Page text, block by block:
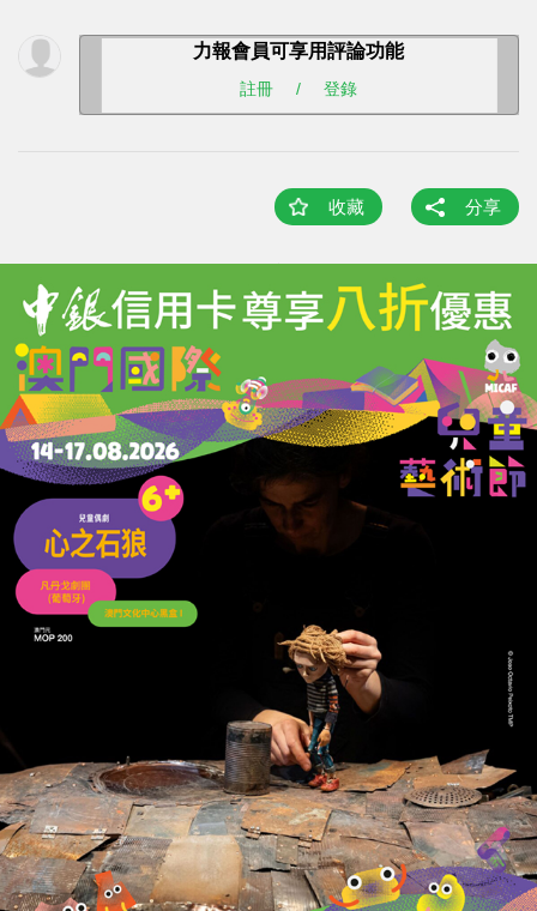
力報會員可享用評論功能
註冊 / 登錄
收藏 分享
上一篇 : 央積金年度利息收益已入賬
下一篇 : 東主：整餅師傅天天加班忙不停
推薦新聞
​路氹嚴重傷人案疑涉感情問題
司警拘一內地漢明公布案情
06/08/2026 37742